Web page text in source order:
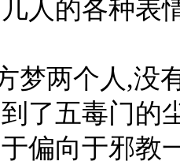
人的各种表
梦两个人,没
了五毒门的
偏向于邪教